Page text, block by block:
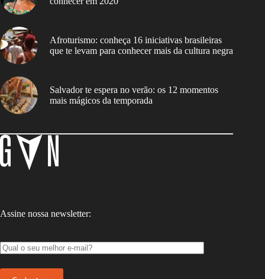
Afroturismo: conheça 16 iniciativas brasileiras
que te levam para conhecer mais da cultura negra
Salvador te espera no verão: os 12 momentos
mais mágicos da temporada
Assine nossa newsletter: